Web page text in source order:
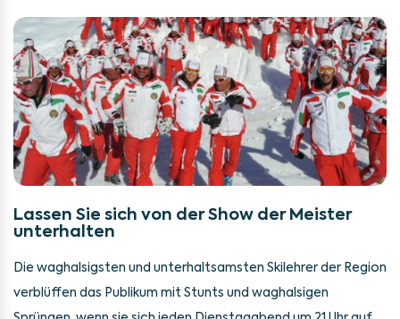
Lassen Sie sich von der Show der Meister
unterhalten
Die waghalsigsten und unterhaltsamsten Skilehrer der Region
verblüffen das Publikum mit Stunts und waghalsigen